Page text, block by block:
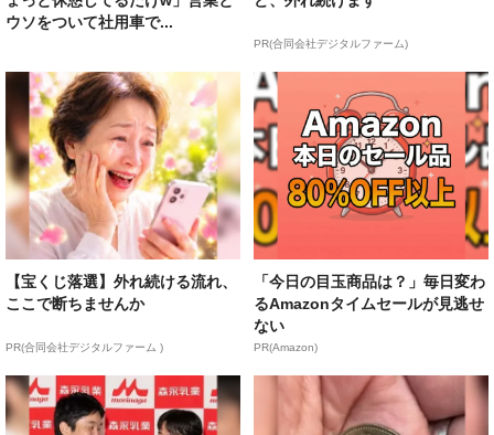
ウソをついて社用車で...
PR(合同会社デジタルファーム)
【宝くじ落選】外れ続ける流れ、
ここで断ちませんか
PR(合同会社デジタルファーム )
「今日の目玉商品は？」毎日変わ
るAmazonタイムセールが見逃せ
ない
PR(Amazon)